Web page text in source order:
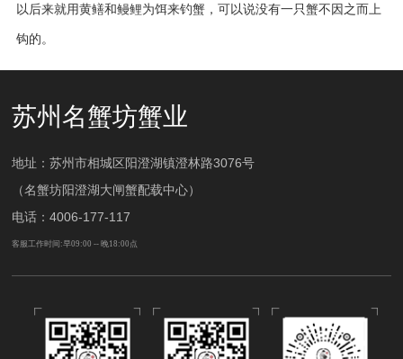
以后来就用黄鳝和鳗鲤为饵来钓蟹，可以说没有一只蟹不因之而上
钩的。
苏州名蟹坊蟹业
地址：苏州市相城区阳澄湖镇澄林路3076号
（名蟹坊阳澄湖大闸蟹配载中心）
电话：4006-177-117
客服工作时间:早09:00 -- 晚18:00点